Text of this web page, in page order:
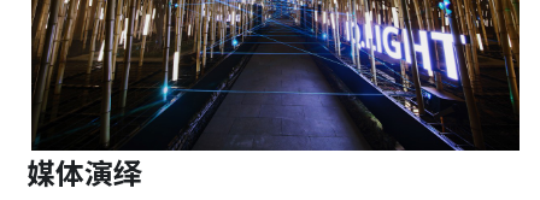
媒体演绎